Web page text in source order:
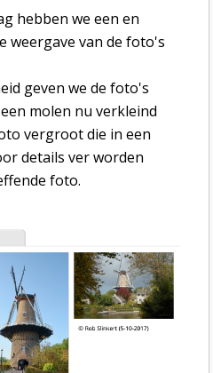
hebben we een en
weergave van de foto's
geven we de foto's
molen nu verkleind
vergroot die in een
details ver worden
foto.